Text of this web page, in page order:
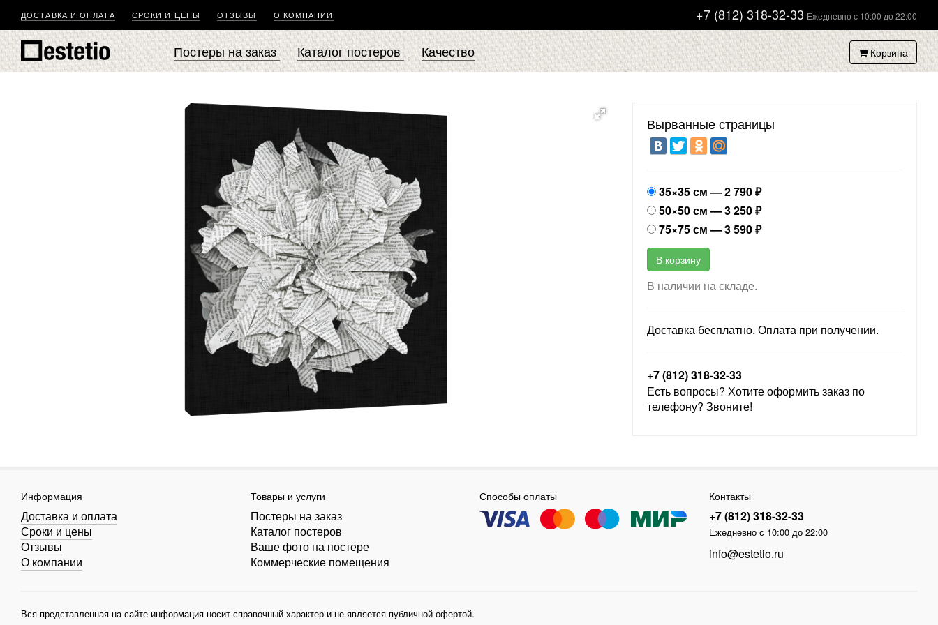
+7 (812) 318-32-33 Ежедневно с 10:00 до 22:00
ДОСТАВКА И ОПЛАТА СРОКИ И ЦЕНЫ ОТЗЫВЫ О КОМПАНИИ
Корзина
Постеры на заказ Каталог постеров Качество
Вырванные страницы
35×35 см —2 790₽
50×50 см —3 250₽
75×75 см —3 590₽
В корзину
В наличии на складе.
Доставка бесплатно. Оплата при получении.
+7 (812) 318-32-33
Есть вопросы? Хотите оформить заказ по
телефону? Звоните!
Информация
Доставка и оплата
Сроки и цены
Отзывы
О компании
Товары и услуги
Постеры на заказ
Каталог постеров
Ваше фото на постере
Коммерческие помещения
Способы оплаты Контакты
+7 (812) 318-32-33
Ежедневно с 10:00 до 22:00
info@estetio.ru
Вся представленная на сайте информация носит справочный характер и не является публичной офертой.